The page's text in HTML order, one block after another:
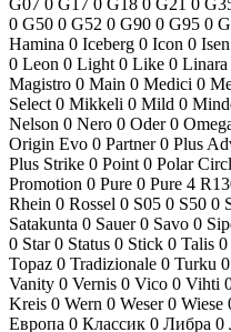
0 G50 0 G52 0 G90 0 G95 0
Hamina 0 Iceberg 0 Icon 0 Isen
0 Leon 0 Light 0 Like 0 Linara
Magistro 0 Main 0 Medici 0
Select 0 Mikkeli 0 Mild 0
Nelson 0 Nero 0 Oder0
Origin Evo 0 Partner0 Plus
Plus Strike 0 Point 0 Polar
Promotion 0 Pure 0 Pure 4
Rhein 0 Rossel 0 S05 0 S50 0
Satakunta 0 Sauer0 Savo 0
0 Star0 Status 0 Stick 0 Talis 0
Topaz 0 Tradizionale 0 Turku 0
Vanity 0 Vernis 0 Vico 0 Vihti
Kreis 0 Wern 0 Weser0 Wiese
Европа 0 Классик 0 Либра 0